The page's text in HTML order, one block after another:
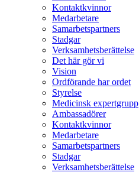
Kontaktkvinnor
Medarbetare
Samarbetspartners
Stadgar
Verksamhetsberättelse
Det här gör vi
Vision
Ordförande har ordet
Styrelse
Medicinsk expertgrupp
Ambassadörer
Kontaktkvinnor
Medarbetare
Samarbetspartners
Stadgar
Verksamhetsberättelse